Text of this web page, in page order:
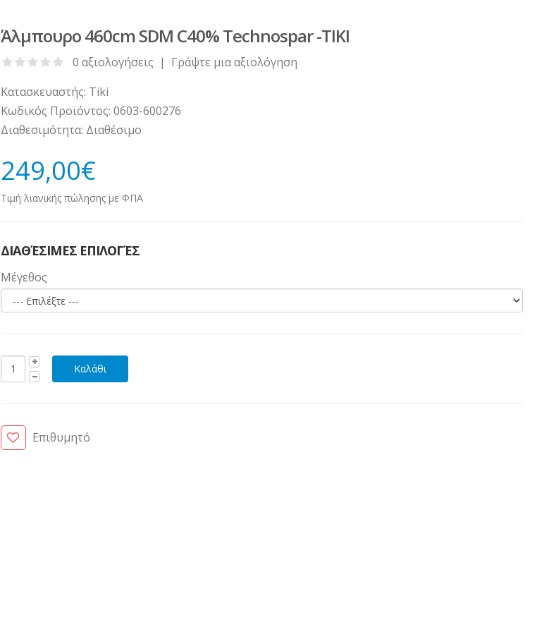
Άλμπουρο 460cm SDM C40% Technospar -TIKI
0 αξιολογήσεις | Γράψτε μια αξιολόγηση
Κατασκευαστής: Tiki
Κωδικός Προϊόντος: 0603-600276
Διαθεσιμότητα: Διαθέσιμο
249,00€
Τιμή λιανικής πώλησης με ΦΠΑ
ΔΙΑΘΈΣΙΜΕΣ ΕΠΙΛΟΓΈΣ
Μέγεθος
Επιθυμητό